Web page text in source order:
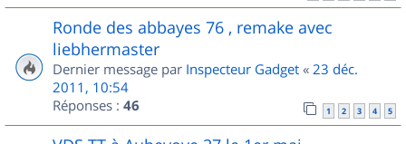
Ronde des abbayes 76 , remake avec
liebhermaster
Dernier message par Inspecteur Gadget « 23 déc.
2011, 10:54
Réponses : 46 1 2 3 4 5